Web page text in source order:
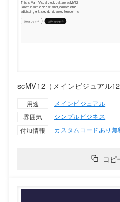
scMV12（メインビジュアル12
用途
メインビジュアル
雰囲気
シンプルビジネス
付加情報
カスタムコードあり 無
コピ